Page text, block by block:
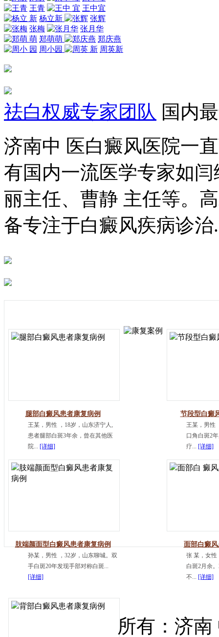
王青
王中宜
杨立新
张辉
张梅
张月华
郑萌萌
郑庆燕
周小园
周英新
祛白权威专家团队 国内
济南中 医白癜风医院一
有国内一流医学专家如
丽主任、曹静 主任等。
备专注于白癜风疾病诊治
腿部白癜风患者康复病例
王某，男性 ，18岁，山东济宁人,
患者腿部白斑3年余，曾在其他医
院... [详细]
肢端颜面型白癜风患者康复病例
孙某，男性 ，32岁，山东聊城。双
手白斑20年发现手部对称白斑...
[详细]
节段型白癜
王某，男性
口角白斑2
疗... [详细]
面部白癜
张 某，女性
白斑2月余
不... [详细]
所有：济